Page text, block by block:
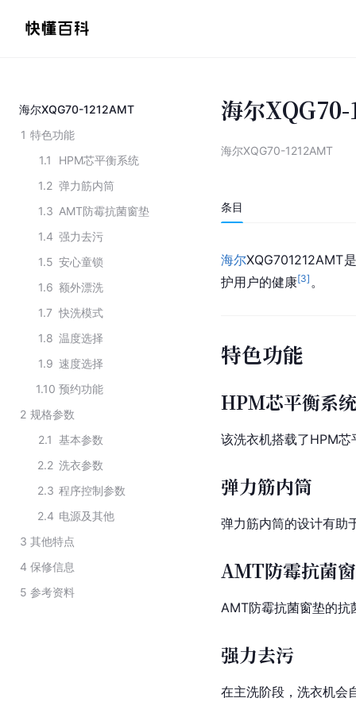
海尔XQG70-1212AMT
1 特色功能
1.1
HPM芯平衡系统
1.2 弹力筋内筒
1.3 AMT防霉抗菌窗垫
1.4 强力去污
1.5 安心童锁
1.6 额外漂洗
1.7 快洗模式
1.8 温度选择
1.9 速度选择
1.10 预约功能
2 规格参数
2.1 基本参数
2.2 洗衣参数
2.3 程序控制参数
2.4 电源及其他
3 其他特点
4 保修信息
5 参考资料
海尔
海尔XQG70-1212AMT
条目
海尔XQG701212AMT
护用户的健康[3] 。
特色功能
HPM芯平衡系统
该洗衣机搭载了HPM
弹力筋内筒
弹力筋内筒的设计有助
AMT防霉抗菌
AMT防霉抗菌窗垫的抗
强力去污
在主洗阶段，洗衣机会